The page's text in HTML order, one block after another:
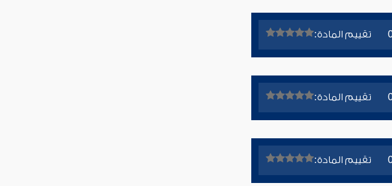
تقييم المادة:
تقييم المادة:
تقييم المادة: